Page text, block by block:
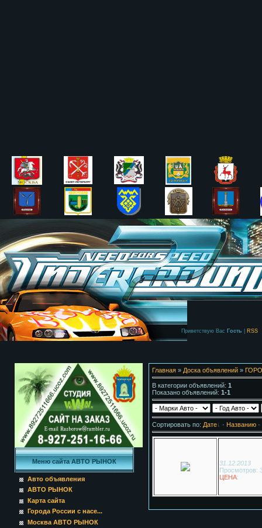
Приветствую Вас Гость RSS
Меню сайта АВТО РЫНОК
Авто объявления
АВТО РЫНОК
Карта сайта
Города России с насе...
Москва АВТО РЫНОК
Главная» Доска объявлений»
В категории объявлений: 1
Показано объявлений: 1-1
Сортировать по: Дате · Названию·
31.12.2013
Просмотров:
ЦЕНА: